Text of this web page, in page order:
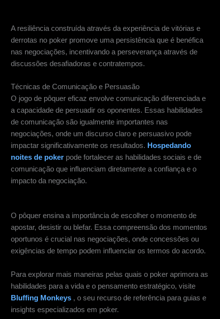
A resiliência construída através da experiência de vitórias e
derrotas no poker promove uma persistência que é benéfica
nas negociações, incentivando a perseverança através de
discussões desafiadoras e contratempos.
Técnicas de Comunicação e Persuasão
O jogo de pôquer eficaz envolve comunicação diferenciada e
a capacidade de persuadir os oponentes. Essas habilidades
de comunicação são igualmente importantes nas
negociações, onde um discurso claro e persuasivo pode
impactar significativamente os resultados. Hospedando
noites de poker pode fortalecer as habilidades sociais e de
comunicação que influenciam diretamente a confiança e o
impacto da negociação.
O pôquer ensina a importância de escolher o momento de
apostar, desistir ou blefar. Essa compreensão dos momentos
oportunos é crucial nas negociações, onde concessões ou
exigências de tempo podem influenciar os termos do acordo.
Para explorar mais maneiras pelas quais o poker aprimora as
habilidades para a vida e o pensamento estratégico, visite
Bluffing Monkeys , o seu recurso de referência para guias e
insights especializados em poker.